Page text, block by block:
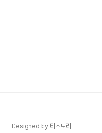
Designed by 티스토리